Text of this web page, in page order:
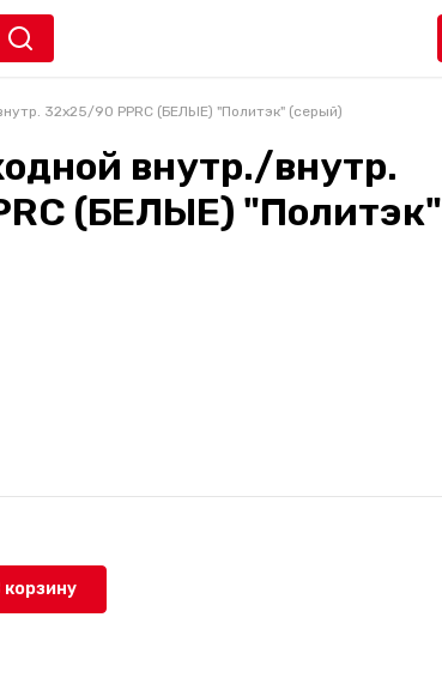
32х25/90 PPRC (БЕЛЫЕ) "Политэк" (серый)
внутр./внутр.
(БЕЛЫЕ) "Политэк"
корзину